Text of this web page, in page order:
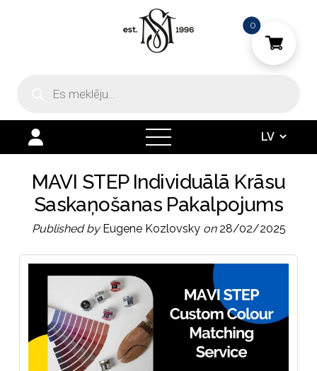
open
menu
MAVI STEP Individuālā Krāsu
Saskaņošanas Pakalpojums
Published byEugene Kozlovsky on28/02/2025
0